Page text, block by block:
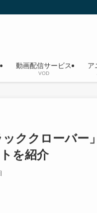
動画配信サービス
VOD
ア
ククローバー
を紹介